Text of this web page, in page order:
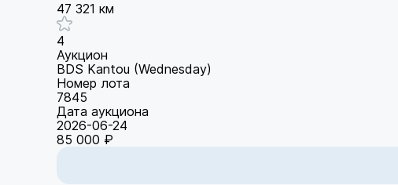
47 321 км
4
Аукцион
BDS Kantou (Wednesday)
Номер лота
7845
Дата аукциона
2026-06-24
85 000 ₽